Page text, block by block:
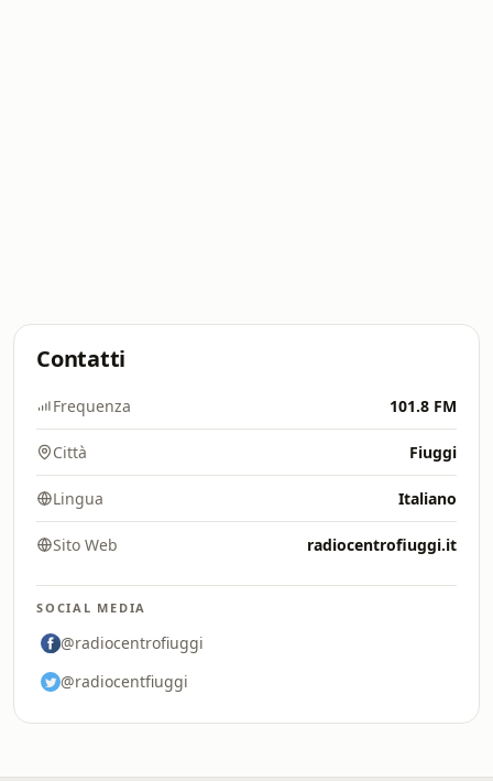
Contatti
Frequenza 101.8 FM
Città Fiuggi
Lingua Italiano
Sito Web radiocentrofiuggi.it
SOCIAL MEDIA
@radiocentrofiuggi
@radiocentfiuggi